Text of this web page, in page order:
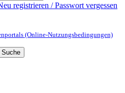
registrieren / Passwort vergessen
(Online-Nutzungsbedingungen)
Suche